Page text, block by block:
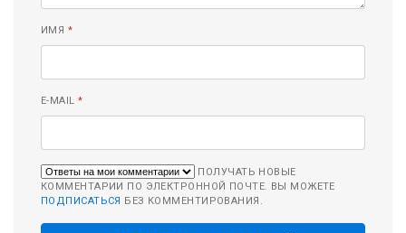
ИМЯ *
E-MAIL*
ПОЛУЧАТЬ НОВЫЕ
КОММЕНТАРИИ ПО ЭЛЕКТРОННОЙ ПОЧТЕ. ВЫ МОЖЕТЕ
ПОДПИСАТЬСЯ БЕЗ КОММЕНТИРОВАНИЯ.